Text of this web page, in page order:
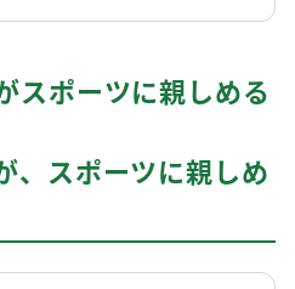
ポーツに親しめる
、スポーツに親しめ